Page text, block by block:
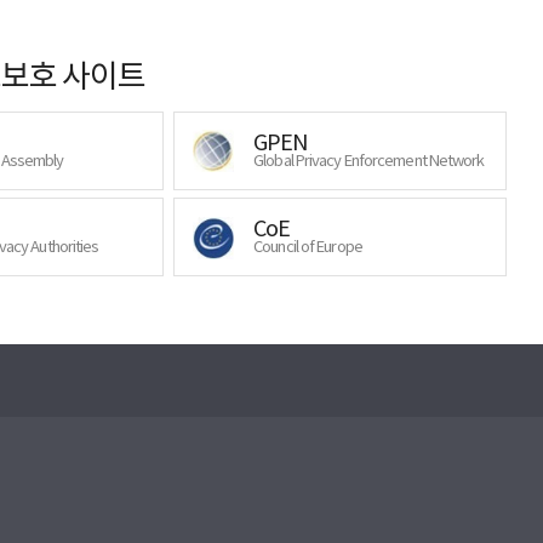
호 사이트
GPEN
Global Privacy Enforcement Network
Authorities
CoE
Council of Europe